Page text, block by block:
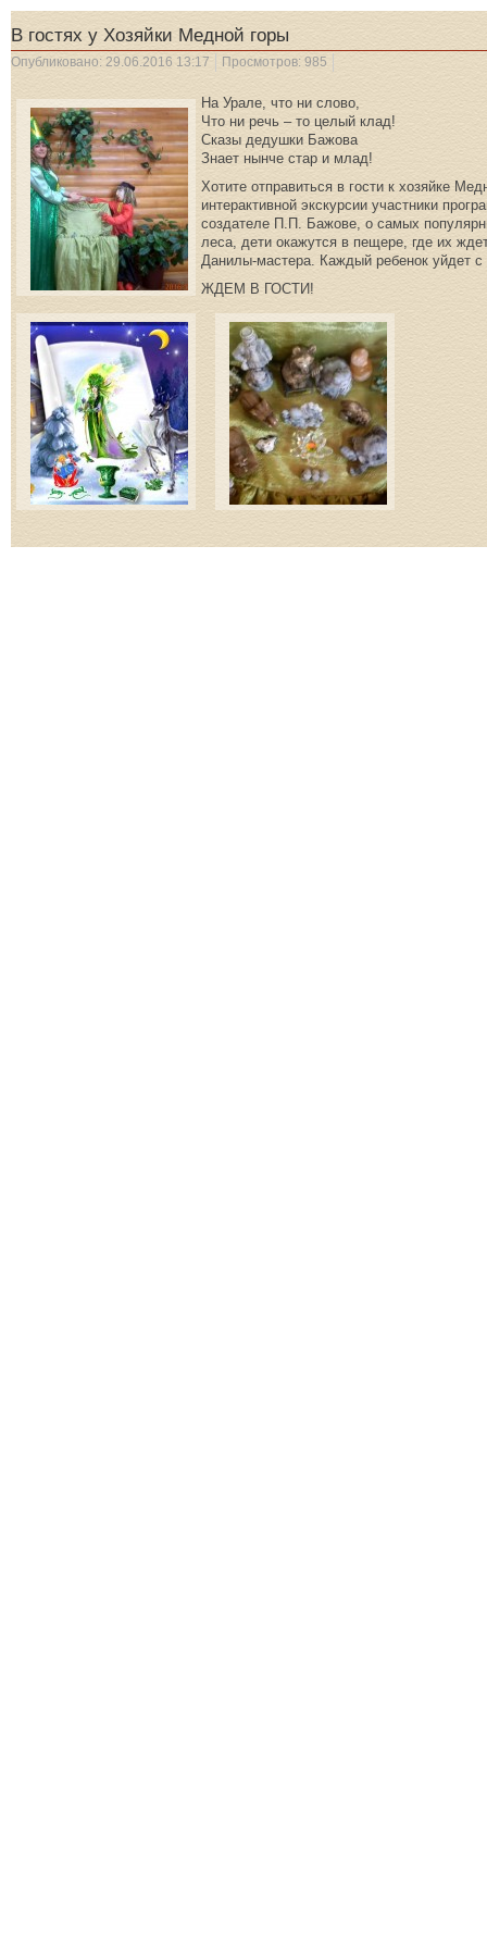
В гостях у Хозяйки Медной горы
Опубликовано: 29.06.2016 13:17 Просмотров: 985
На Урале, что ни слово,
Что ни речь – то целый клад!
Сказы дедушки Бажова
Знает нынче стар и млад!
Хотите отправиться в гости к хозяйке
интерактивной экскурсии участники
создателе П.П. Бажове, о самых
леса, дети окажутся в пещере, где их
Данилы-мастера. Каждый ребенок уйдет
ЖДЕМ В ГОСТИ!